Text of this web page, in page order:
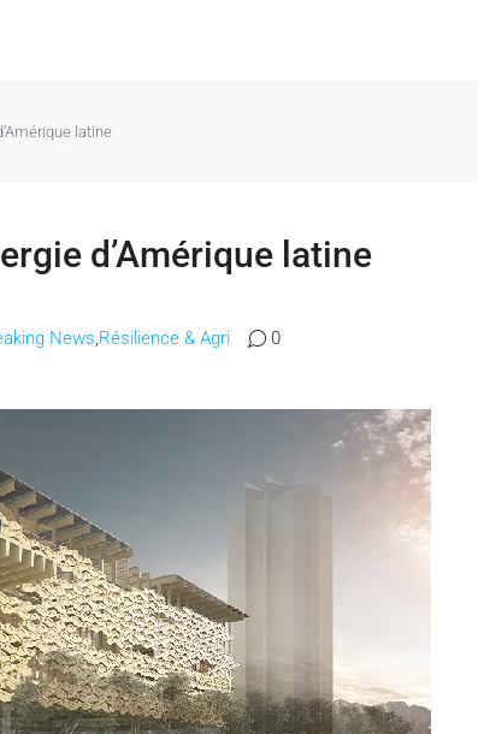
latine
d’Amérique latine
News Résilience & Agri 0